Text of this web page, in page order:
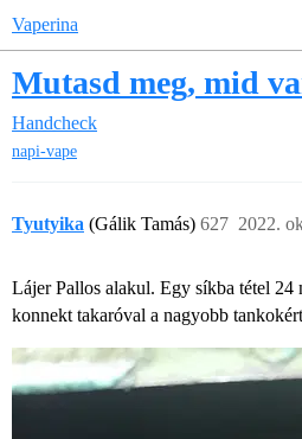
Vaperina
Mutasd meg, mid
Handcheck
napi-vape
Tyutyika (Gálik Tamás) 2022.
627
Lájer Pallos alakul. Egy síkba tétel 24
konnekt takaróval a nagyobb tankokért